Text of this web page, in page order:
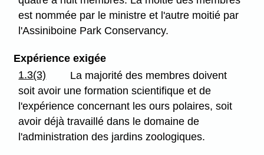
est nommée par le ministre et l'autre moitié par
l'Assiniboine Park Conservancy.
Expérience exigée
1.3(3)
La majorité des membres doivent
soit avoir une formation scientifique et de
l'expérience concernant les ours polaires, soit
avoir déjà travaillé dans le domaine de
l'administration des jardins zoologiques.